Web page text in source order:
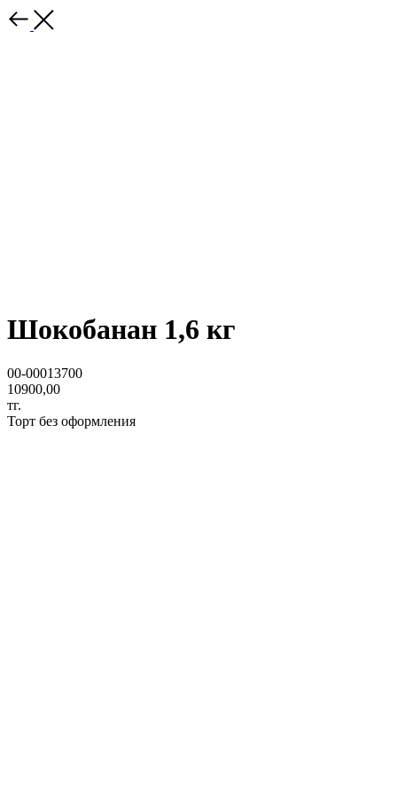
Шокобанан 1,6 кг
00-00013700
10900,00
тг.
Торт без оформления